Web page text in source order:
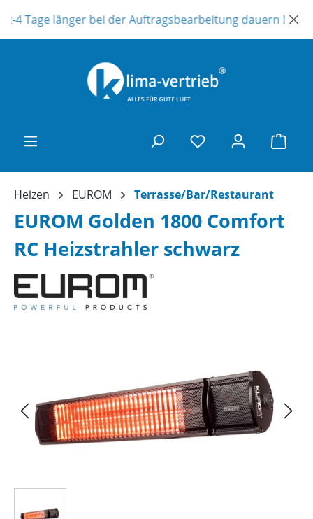
Zum Hauptinhalt springen
4 Tage länger bei der Auftragsbearbeitung dauern !
Heizen EUROM Terrasse/Bar/Restaurant
EUROM Golden 1800 Comfort
RC Heizstrahler schwarz